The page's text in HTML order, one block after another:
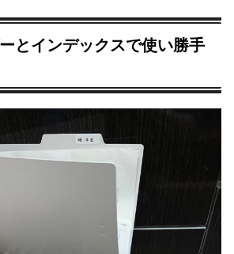
とインデックスで使い勝手